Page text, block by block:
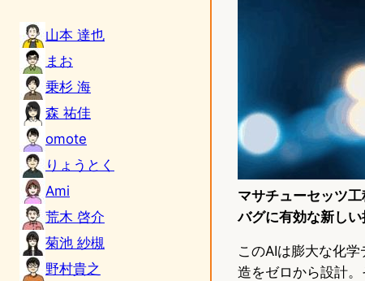
山本 達也
まお
乗杉 海
森 祐佳
omote
りょうとく
Ami
荒木 啓介
菊池 紗槻
野村貴之
マサチューセッツ
バグに有効な新しい
このAIは膨大な化
造をゼロから設計。